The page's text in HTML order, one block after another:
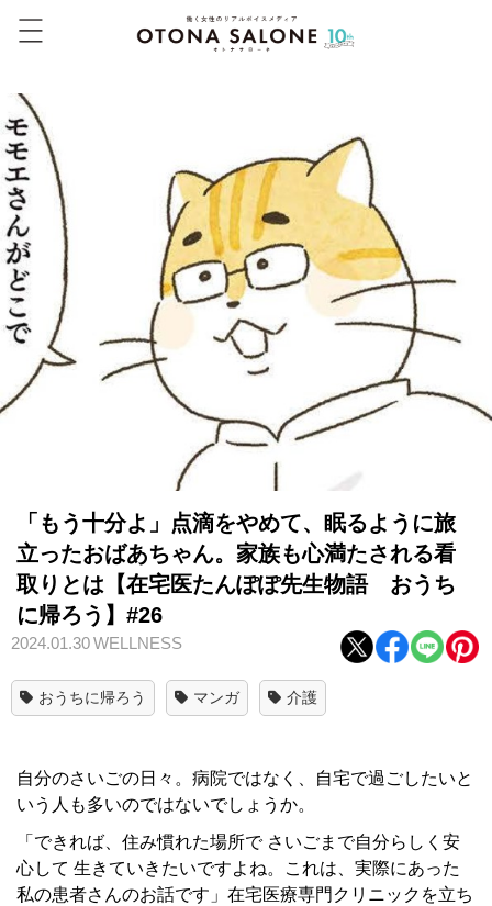
「もう十分よ」点滴をやめて、眠るように旅
立ったおばあちゃん。家族も心満たされる看
取りとは【在宅医たんぽぽ先生物語 おうち
に帰ろう】#26
2024.01.30WELLNESS
おうちに帰ろう マンガ 介護
自分のさいごの日々。病院ではなく、自宅で過ごしたいと
いう人も多いのではないでしょうか。
「できれば、住み慣れた場所で さいごまで自分らしく安
心して 生きていきたいですよね。これは、実際にあった
私の患者さんのお話です」在宅医療専門クリニックを立ち